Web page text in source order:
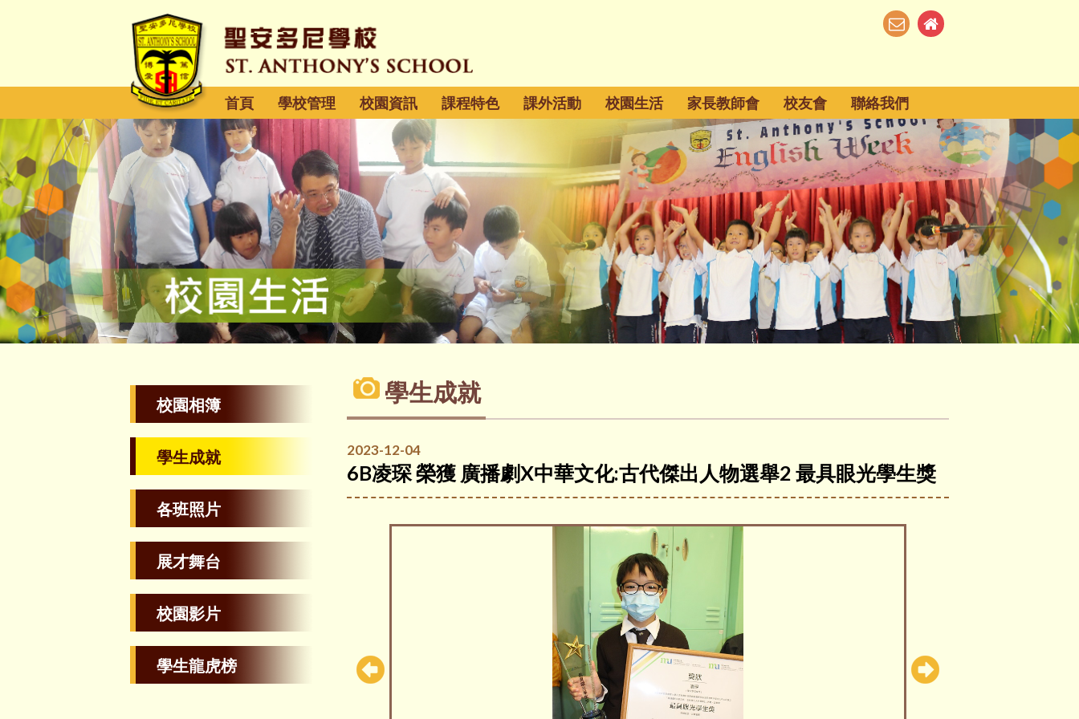
首頁 學校管理 校園資訊 課程特色 課外活動 校園生活 家長教師會 校友會 聯絡我們
校園相簿
學生成就
各班照片
展才舞台
校園影片
學生龍虎榜
學生成就
2023-12-04
6B凌琛 榮獲 廣播劇X中華文化:古代傑出人物選舉2 最具眼光學生獎